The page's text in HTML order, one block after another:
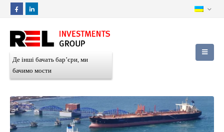
Де інші бачать бар’єри, ми
бачимо мости